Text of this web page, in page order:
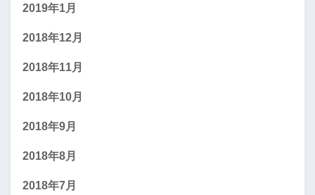
2019年1月
2018年12月
2018年11月
2018年10月
2018年9月
2018年8月
2018年7月